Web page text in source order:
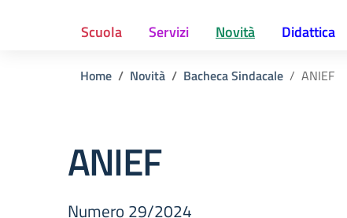
Scuola Servizi Novità Didattica
Home Novità Bacheca Sindacale ANIEF
ANIEF
Numero 29/2024